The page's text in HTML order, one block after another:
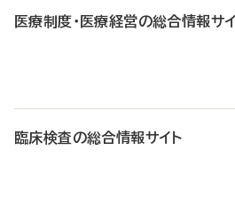
医療制度・医療経営の総合情報サ
臨床検査の総合情報サイト